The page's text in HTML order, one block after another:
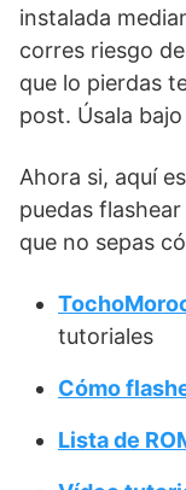
instalada
corres riesgo
que lo pierdas
post. Úsala
Ahora si, aquí
puedas
que no sepas
tutoriales
Cómo
Lista de